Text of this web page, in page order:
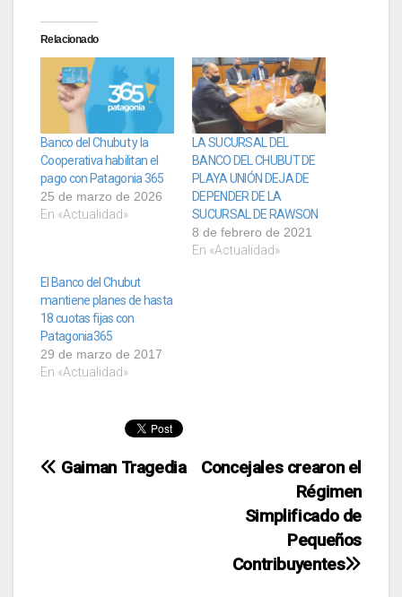
Relacionado
Banco del Chubut y la
Cooperativa habilitan el
pago con Patagonia 365
25 de marzo de 2026
En «Actualidad»
LA SUCURSAL DEL
BANCO DEL CHUBUT DE
PLAYA UNIÓN DEJA DE
DEPENDER DE LA
SUCURSAL DE RAWSON
8 de febrero de 2021
En «Actualidad»
El Banco del Chubut
mantiene planes de hasta
18 cuotas fijas con
Patagonia365
29 de marzo de 2017
En «Actualidad»
Navegación
Concejales crearon el
Régimen
Simplificado de
Pequeños
Contribuyentes
Gaiman Tragedia